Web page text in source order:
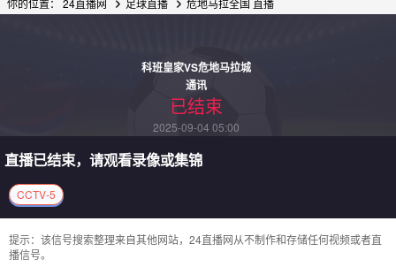
你的位置： 24直播网 足球直播 危地马拉全国 直播
科班皇家VS危地马拉城
通讯
已结束
2025-09-04 05:00
直播已结束，请观看录像或集锦
CCTV-5
提示：该信号搜索整理来自其他网站，24直播网从不制作和存储任何视频或者直
播信号。